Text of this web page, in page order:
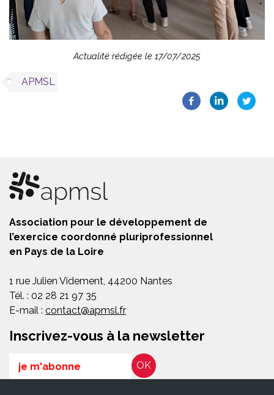
Actualité rédigée le 17/07/2025
APMSL
Association pour le développement de
l’exercice coordonné pluriprofessionnel
en Pays de la Loire
1 rue Julien Videment, 44200 Nantes
Tél. : 02 28 21 97 35
E-mail : contact@apmsl.fr
Inscrivez-vous à la newsletter
Email